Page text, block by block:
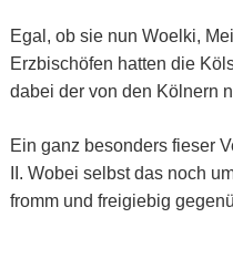
Egal, ob sie nun Woelki,
Erzbischöfen hatten die
dabei der von den Kölnern
Ein ganz besonders fieser
II. Wobei selbst das noch
fromm und freigiebig